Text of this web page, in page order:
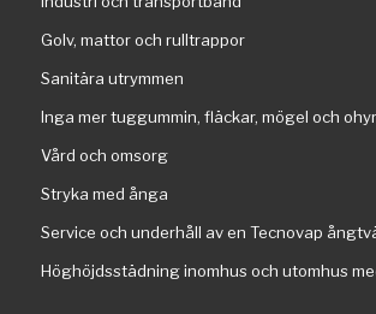
Golv, mattor och rulltrappor
Sanitära utrymmen
Inga mer tuggummin, fläckar, mögel och
Vård och omsorg
Stryka med ånga
Service och underhåll av en Tecnovap
Höghöjdsstädning inomhus och utomhus